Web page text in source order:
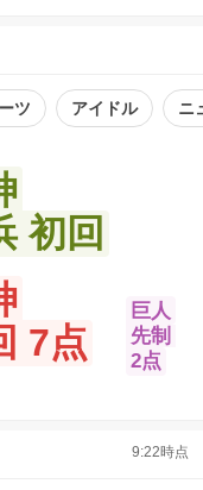
ツ アイドル ニ
7点
初回
巨人
先制
2点
9:22時点